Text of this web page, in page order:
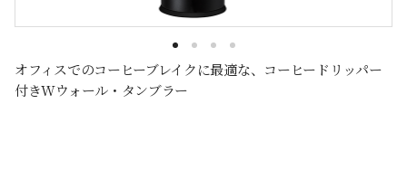
オフィスでのコーヒーブレイクに最適な、コーヒードリッパー
付きWウォール・タンブラー